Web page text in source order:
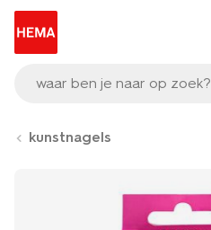
waar ben je naar op zoek?
kunstnagels